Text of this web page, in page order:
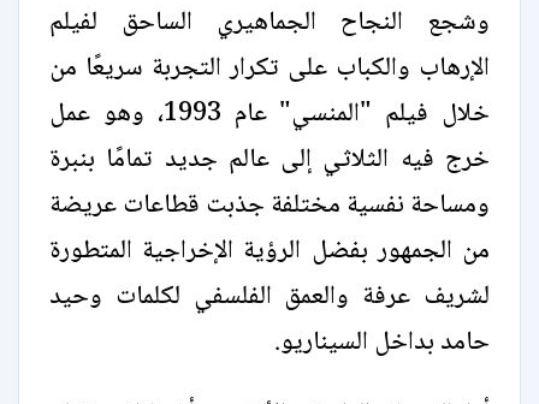
وشجع النجاح الجماهيري الساحق لفيلم
الإرهاب والكباب على تكرار التجربة سريعًا من
خلال فيلم "المنسي" عام 1993، وهو عمل
خرج فيه الثلاثي إلى عالم جديد تمامًا بنبرة
ومساحة نفسية مختلفة جذبت قطاعات عريضة
من الجمهور بفضل الرؤية الإخراجية المتطورة
لشريف عرفة والعمق الفلسفي لكلمات وحيد
حامد بداخل السيناريو.